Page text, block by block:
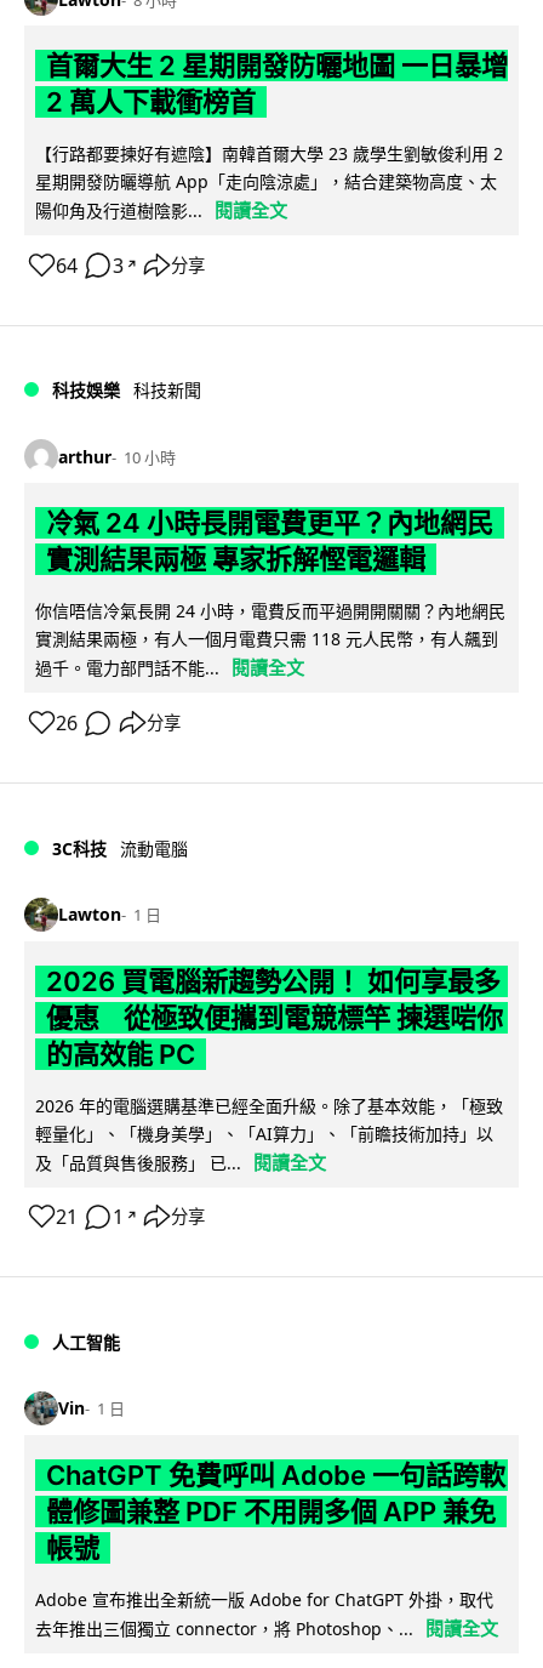
首爾大生 2 星期開發防曬地圖 一日暴增
2 萬人下載衝榜首
【行路都要揀好有遮陰】南韓首爾大學 23 歲學生劉敏俊利用 2
星期開發防曬導航 App「走向陰涼處」，結合建築物高度、太
陽仰角及行道樹陰影...
閱讀全文
64 3 ↗ 分享
科技娛樂 科技新聞
arthur 10 小時
冷氣 24 小時長開電費更平？內地網民
實測結果兩極 專家拆解慳電邏輯
你信唔信冷氣長開 24 小時，電費反而平過開開關關？內地網民
實測結果兩極，有人一個月電費只需 118 元人民幣，有人飆到
過千。電力部門話不能...
閱讀全文
26 分享
3C科技 流動電腦
Lawton 1 日
2026 買電腦新趨勢公開！ 如何享最多
優惠 從極致便攜到電競標竿 揀選啱你
的高效能 PC
2026 年的電腦選購基準已經全面升級。除了基本效能，「極致
輕量化」、「機身美學」、「AI算力」、「前瞻技術加持」以
及「品質與售後服務」 已...
閱讀全文
21 1 ↗ 分享
人工智能
Vin 1 日
ChatGPT 免費呼叫 Adobe 一句話跨軟
體修圖兼整 PDF 不用開多個 APP 兼免
帳號
Adobe 宣布推出全新統一版 Adobe for ChatGPT 外掛，取代
去年推出三個獨立 connector，將 Photoshop、...
閱讀全文